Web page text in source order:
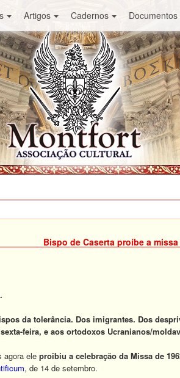
Artigos Cadernos Documentos
Bispo de Caserta proíbe a
da tolerância. Dos imigrantes. Dos
feira, e aos ortodoxos Ucranianos/
agora ele proibiu a celebração da Missa de
, de 14 de setembro.